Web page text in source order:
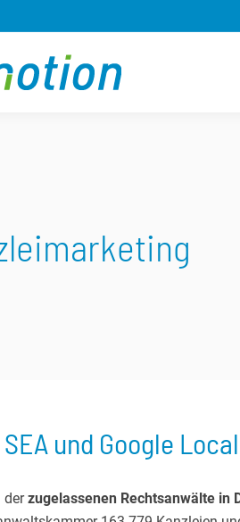
SEA und Google
derzugelassenen Rechtsanwälte in